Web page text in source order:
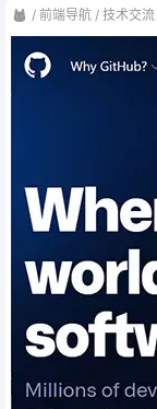
/ 前端导航 / 技术交流